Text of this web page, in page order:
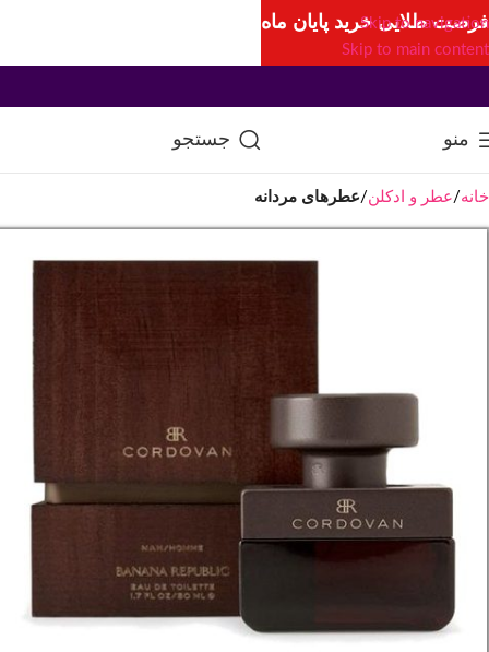
Skip to navigation
Skip to main content
منو جستجو
خانه عطر و ادکلن عطرهای مردانه
فرصت طلایی خرید پایان ماه